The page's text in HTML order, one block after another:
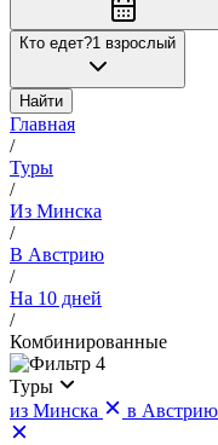
Кто едет?1 взрослый
Найти
Главная
/
Туры
/
Из Минска
/
В Австрию
/
На 10 дней
/
Комбинированные
4
Туры
из Минска
в Австрию